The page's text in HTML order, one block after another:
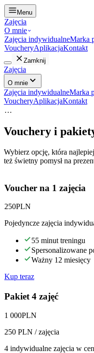
Menu
Zajęcia
O mnie
Zajęcia indywidualneMarka
VoucheryAplikacjaKontakt
Zamknij
Zajęcia
O mnie
Zajęcia indywidualneMarka
VoucheryAplikacjaKontakt
…
Vouchery i
Wybierz opcję, która
też świetny pomysł na
Voucher na 1 zajęcia
250PLN
Pojedyncze zajęcia
55 minut treningu
Spersonalizowane
Ważny 12 miesięcy
Kup teraz
Pakiet 4 zajęć
1 000PLN
250 PLN / zajęcia
4 indywidualne zajęcia w